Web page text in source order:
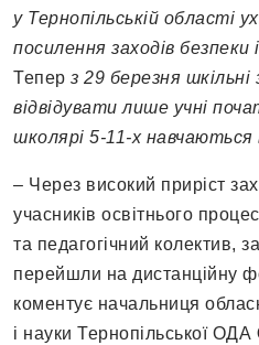
у Тернопільській області
посилення заходів безпеки
Тепер з 29 березня
відвідувати лише учні
школярі 5-11-х
– Через високий приріст
учасників освітнього
та педагогічний колектив,
перейшли на дистанційну
коментує начальниця
і науки Тернопільської ОДА